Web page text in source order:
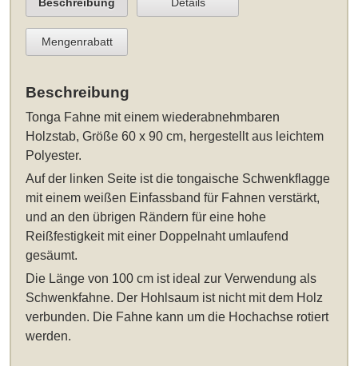
Mengenrabatt
Beschreibung
Tonga Fahne mit einem wiederabnehmbaren
Holzstab, Größe 60 x 90 cm, hergestellt aus leichtem
Polyester.
Auf der linken Seite ist die tongaische Schwenkflagge
mit einem weißen Einfassband für Fahnen verstärkt,
und an den übrigen Rändern für eine hohe
Reißfestigkeit mit einer Doppelnaht umlaufend
gesäumt.
Die Länge von 100 cm ist ideal zur Verwendung als
Schwenkfahne. Der Hohlsaum ist nicht mit dem Holz
verbunden. Die Fahne kann um die Hochachse rotiert
werden.